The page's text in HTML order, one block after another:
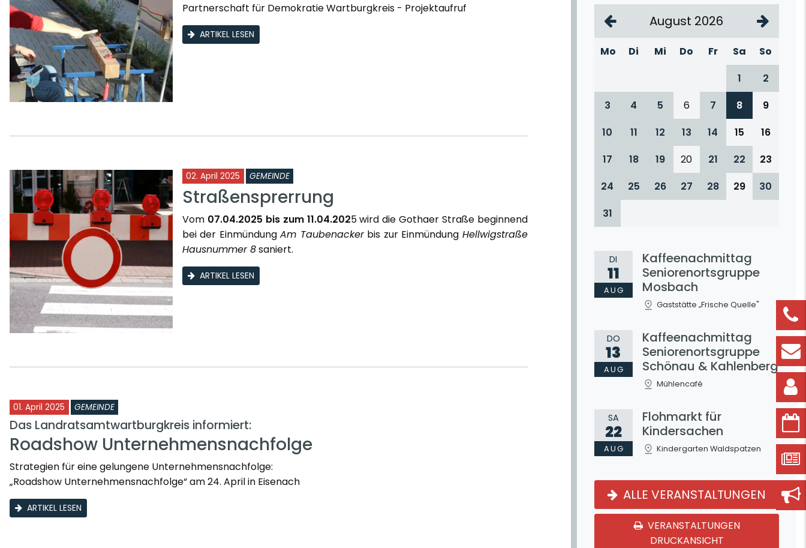
Partnerschaft für Demokratie Wartburgkreis - Projektaufruf
ARTIKEL LESEN
02. April 2025 GEMEINDE
Straßensprerrung
Vom 07.04.2025 bis zum 11.04.2025 wird die Gothaer Straße beginnend
bei der EinmündungAm Taubenackerbis zur Einmündung Hellwigstraße
Hausnummer 8saniert.
ARTIKEL LESEN
01. April 2025 GEMEINDE
Das Landratsamtwartburgkreis informiert:
Roadshow Unternehmensnachfolge
Strategien für eine gelungene Unternehmensnachfolge:
„Roadshow Unternehmensnachfolge“ am 24. April in Eisenach
ARTIKEL LESEN
August 2026
Mo Di Mi Do Fr Sa
So
1
2
3
4 5 6 7 8
9
10
11 12 13 14 15
16
17
18 19 20 21 22
23
24
25 26 27 28 29
30
31
DI
11
AUG
Kaffeenachmittag
Seniorenortsgruppe
Mosbach
Gaststätte „Frische Quelle"
DO
13
AUG
Kaffeenachmittag
Seniorenortsgruppe
Schönau & Kahlenberg
Mühlencafé
SA
22
AUG
Flohmarkt für
Kindersachen
Kindergarten Waldspatzen
ALLE VERANSTALTUNGEN
VERANSTALTUNGEN
DRUCKANSICHT